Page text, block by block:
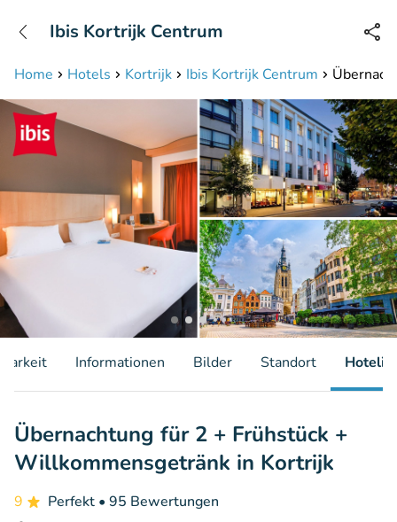
Erreichbar bis 23:00 Uhr
Home Hotels Kortrijk Ibis Kortrijk Centrum
Ibis Kortrijk Centrum
Informationen Bilder Standort
Übernachtung für 2 + Frühstück +
Willkommensgetränk in Kortrijk
9 Perfekt • 95 Bewertungen